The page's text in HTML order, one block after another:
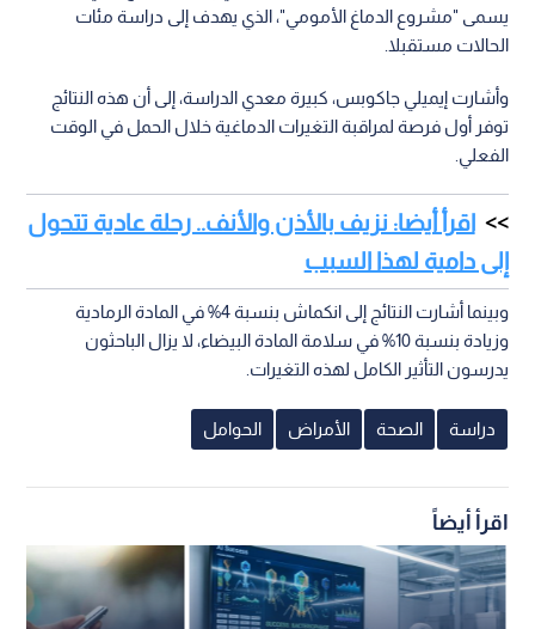
يسمى "مشروع الدماغ الأمومي"، الذي يهدف إلى دراسة مئات
الحالات مستقبلا.
وأشارت إيميلي جاكوبس، كبيرة معدي الدراسة، إلى أن هذه النتائج
توفر أول فرصة لمراقبة التغيرات الدماغية خلال الحمل في الوقت
الفعلي.
اقرأ أيضا: نزيف بالأذن والأنف.. رحلة عادية تتحول
إلى دامية لهذا السبب
وبينما أشارت النتائج إلى انكماش بنسبة 4% في المادة الرمادية
وزيادة بنسبة 10% في سلامة المادة البيضاء، لا يزال الباحثون
يدرسون التأثير الكامل لهذه التغيرات.
دراسة الصحة الأمراض الحوامل
اقرأ أيضاً